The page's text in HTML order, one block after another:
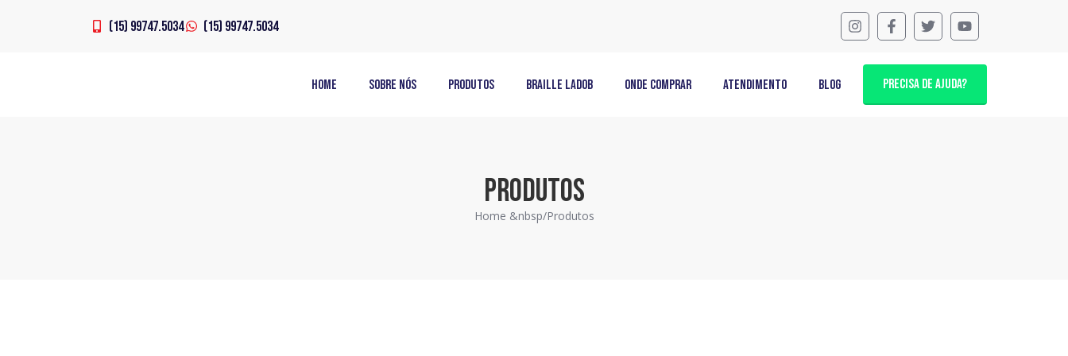
(15) 99747.5034 (15) 99747.5034
Home Sobre Nós Produtos Braille LadoB Onde Comprar Atendimento Blog PRECISA DE AJUDA?
PRODUTOS
Home &nbsp/Produtos